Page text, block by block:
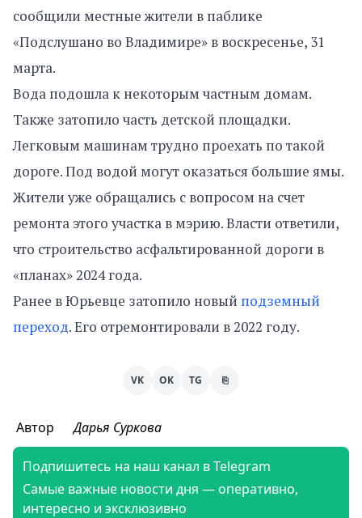
сообщили местные жители в паблике
«Подслушано во Владимире» в воскресенье, 31
марта.
Вода подошла к некоторым частным домам.
Также затопило часть детской площадки.
Легковым машинам трудно проехать по такой
дороге. Под водой могут оказаться большие ямы.
Жители уже обращались с вопросом на счет
ремонта этого участка в мэрию. Власти ответили,
что строительство асфальтированной дороги в
«планах» 2024 года.
Ранее в Юрьевце затопило новый подземный
переход. Его отремонтировали в 2022 году.
VK OK TG ⎘
Автор Дарья Суркова
Подпишитесь на наш канал в Telegram
Самые важные новости дня — оперативно,
интересно и эксклюзивно